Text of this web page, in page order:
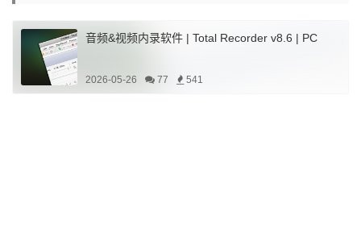
音频&视频内录软件 | Total Recorder v8.6 | PC
2026-05-26 77 541